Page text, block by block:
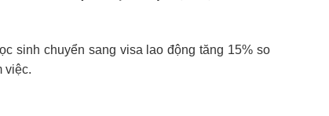
sinh chuyển sang visa lao động tăng 15% so
việc.